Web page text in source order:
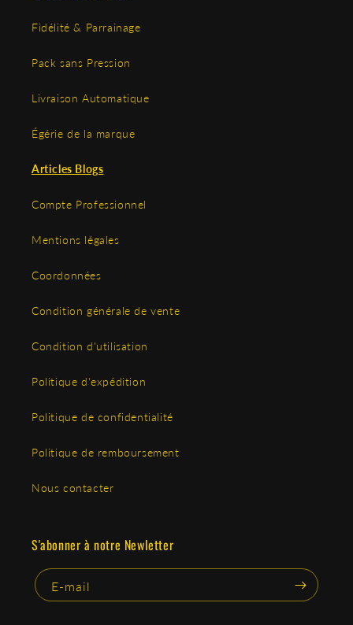
Fidélité & Parrainage
Pack sans Pression
Livraison Automatique
Égérie de la marque
Articles Blogs
Compte Professionnel
Mentions légales
Coordonnées
Condition générale de vente
Condition d'utilisation
Politique d'expédition
Politique de confidentialité
Politique de remboursement
Nous contacter
S'abonner à notre Newletter
E-mail